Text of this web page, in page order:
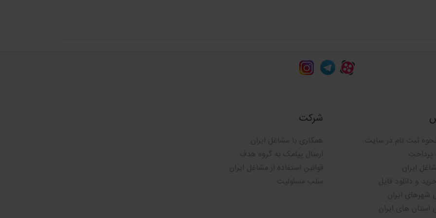
چه طریقی جمع آوری می شود؟
ثبت نام در سایت
پرداخت
ایران
و دانلود فایل
شهرهای ایران
استان های ایران
شرکت
همکاری با مشاغل ایران
ارسال پیامک به گروه هدف
قوانین استفاده از مشاغل ایران
سلب مسئولیت